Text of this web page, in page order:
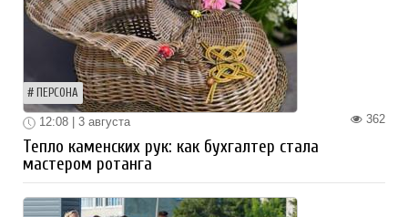
ПЕРСОНА
362
12:08 | 3 августа
Тепло каменских рук: как бухгалтер стала
мастером ротанга